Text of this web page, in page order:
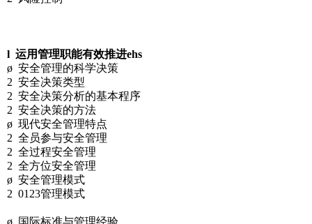
l 运用管理职能有效推进ehs
ø 安全管理的科学决策
2 安全决策类型
2 安全决策分析的基本程序
2 安全决策的方法
ø 现代安全管理特点
2 全员参与安全管理
2 全过程安全管理
2 全方位安全管理
ø 安全管理模式
2 0123管理模式
ø 国际标准与管理经验